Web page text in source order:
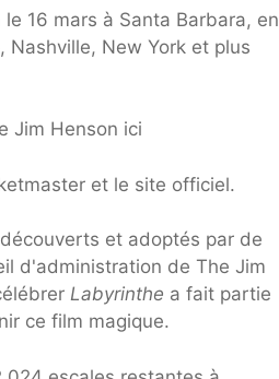
16 mars à Santa Barbara, en
Nashville, New York et plus
Jim Henson ici
et le site officiel.
et adoptés par de
d'administration de The Jim
Labyrinthe a fait partie
ce film magique.